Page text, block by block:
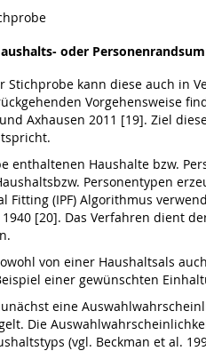
oder
Stichprobe kann diese auch
Vorgehensweise
Axhausen 2011 [19]. Ziel
enthaltenen Haushalte bzw.
Personentypen
(IPF) Algorithmus
[20]. Das Verfahren dient
von einer Haushaltsals
einer gewünschten
eine
Die
(vgl. Beckman et al.